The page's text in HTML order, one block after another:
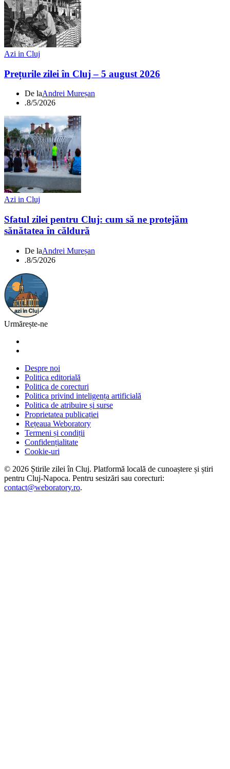
Azi in Cluj
Prețurile zilei în Cluj – 5 august 2026
De laAndrei Mureșan
.8/5/2026
Azi in Cluj
Sfatul zilei pentru Cluj: cum să ne protejăm
sănătatea în căldură
De laAndrei Mureșan
.8/5/2026
Urmărește-ne
Despre noi
Politica editorială
Politica de corecturi
Politica privind inteligența artificială
Politica de atribuire și surse
Proprietatea publicației
Rețeaua Weboratory
Termeni și condiții
Confidențialitate
Cookie-uri
© 2026 Știrile zilei în Cluj. Platformă locală de cunoaștere și știri
pentru Cluj-Napoca. Pentru sesizări sau corecturi:
contact@weboratory.ro.